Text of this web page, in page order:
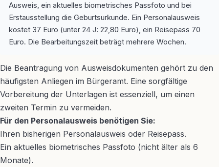
Ausweis, ein aktuelles biometrisches Passfoto und bei
Erstausstellung die Geburtsurkunde. Ein Personalausweis
kostet 37 Euro (unter 24 J: 22,80 Euro), ein Reisepass 70
Euro. Die Bearbeitungszeit beträgt mehrere Wochen.
Die Beantragung von Ausweisdokumenten gehört zu den
häufigsten Anliegen im Bürgeramt. Eine sorgfältige
Vorbereitung der Unterlagen ist essenziell, um einen
zweiten Termin zu vermeiden.
Für den Personalausweis benötigen Sie:
Ihren bisherigen Personalausweis oder Reisepass.
Ein aktuelles biometrisches Passfoto (nicht älter als 6
Monate).